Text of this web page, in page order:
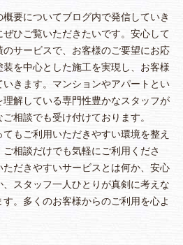
要についてブログ内で発信していき
ひご覧いただきたいです。安心して
サービスで、お客様のご要望にお応
を中心とした施工を実現し、お客様
きます。マンションやアパートとい
解している専門性豊かなスタッフが
相談でも受け付けております。
もご利用いただきやすい環境を整え
相談だけでも気軽にご利用くださ
だきやすいサービスとは何か、安心
スタッフ一人ひとりが真剣に考えな
。多くのお客様からのご利用を心よ